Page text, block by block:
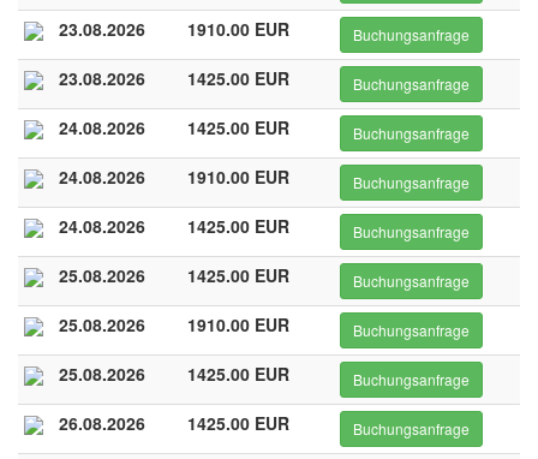
23.08.2026 1910.00 EUR Buchungsanfrage
23.08.2026 1425.00 EUR Buchungsanfrage
24.08.2026 1425.00 EUR Buchungsanfrage
24.08.2026 1910.00 EUR Buchungsanfrage
24.08.2026 1425.00 EUR Buchungsanfrage
25.08.2026 1425.00 EUR Buchungsanfrage
25.08.2026 1910.00 EUR Buchungsanfrage
25.08.2026 1425.00 EUR Buchungsanfrage
26.08.2026 1425.00 EUR Buchungsanfrage